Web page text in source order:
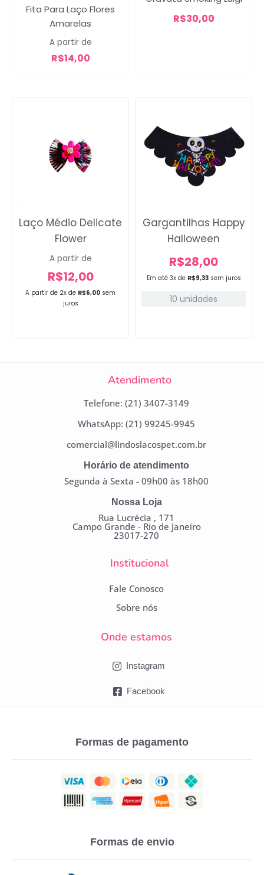
Fita Para Laço Flores
Amarelas
A partir de
R$14,00
R$30,00
A partir de 2x de R$6,00 sem
juros
Laço Médio Delicate
Flower
A partir de
R$12,00 Em até 3x de R$9,33 sem juros
Gargantilhas Happy
Halloween
R$28,00
10 unidades
Atendimento
Telefone: (21) 3407-3149
WhatsApp: (21) 99245-9945
comercial@lindoslacospet.com.br
Horário de atendimento
Segunda à Sexta - 09h00 às 18h00
Nossa Loja
Rua Lucrécia , 171
Campo Grande - Rio de Janeiro
23017-270
Institucional
Fale Conosco
Sobre nós
Onde estamos
Instagram
Facebook
Formas de pagamento
Formas de envio